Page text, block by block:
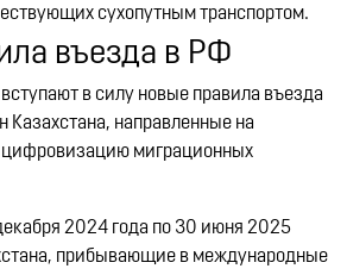
сухопутным транспортом.
въезда в РФ
в силу новые правила въезда
Казахстана, направленные на
цифровизацию миграционных
2024 года по 30 июня 2025
прибывающие в международные